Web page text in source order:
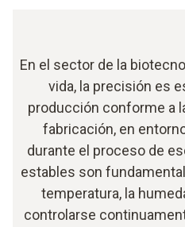
En el sector de la
vida, la precisión es
producción conforme a
fabricación, en
durante el proceso de
estables son
temperatura, la
controlarse